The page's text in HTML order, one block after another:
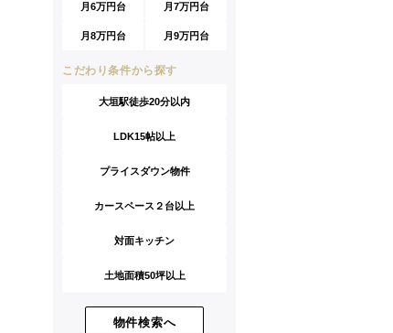
月6万円台 月7万円台
月8万円台 月9万円台
こだわり条件から探す
大垣駅徒歩20分以内
LDK15帖以上
プライスダウン物件
カースペース２台以上
対面キッチン
土地面積50坪以上
物件検索へ